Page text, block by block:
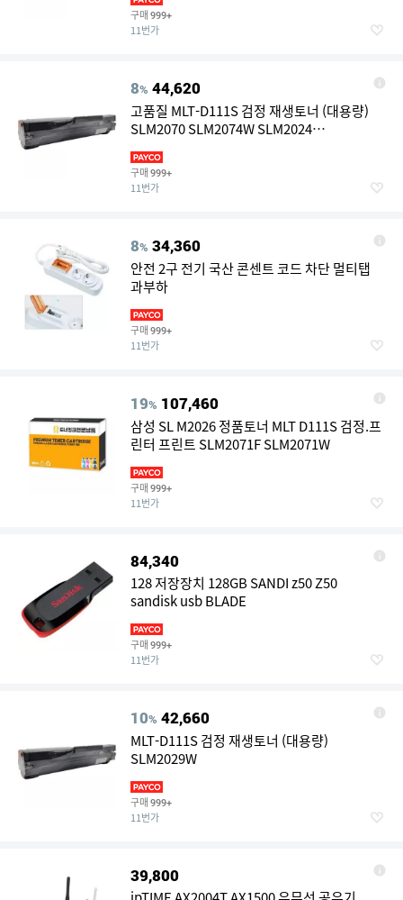
구매 999+
11번가
8% 44,620
고품질 MLT-D111S 검정 재생토너 (대용량)
SLM2070 SLM2074W SLM2024
SLM2070FW SLM2074FW W73B54A
구매 999+
11번가
8% 34,360
안전 2구 전기 국산 콘센트 코드 차단 멀티탭
과부하
구매 999+
11번가
19% 107,460
삼성 SL M2026 정품토너 MLT D111S 검정.프
린터 프린트 SLM2071F SLM2071W
구매 999+
11번가
84,340
128 저장장치 128GB SANDI z50 Z50
sandisk usb BLADE
구매 999+
11번가
10% 42,660
MLT-D111S 검정 재생토너 (대용량)
SLM2029W
구매 999+
11번가
39,800